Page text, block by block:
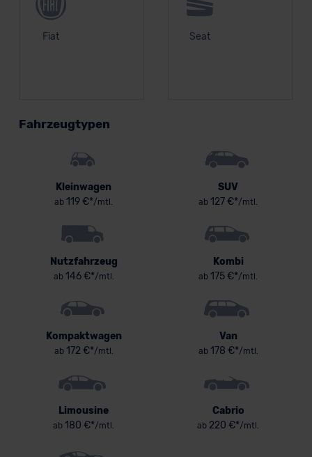
Fiat Seat
Fahrzeugtypen
Kleinwagen
ab 119 €*/mtl.
SUV
ab 127 €*/mtl.
Nutzfahrzeug
ab146 €*/mtl.
Kombi
ab 175 €*/mtl.
Kompaktwagen
ab172 €*/mtl.
Van
ab178 €*/mtl.
Limousine
ab 180 €*/mtl.
Cabrio
ab 220 €*/mtl.